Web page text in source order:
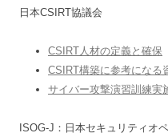
日本CSIRT協議会
CSIRT人材の定義と確保
CSIRT構築に参考になる
サイバー攻撃演習訓練実
ISOG-J：日本セキュリティオ